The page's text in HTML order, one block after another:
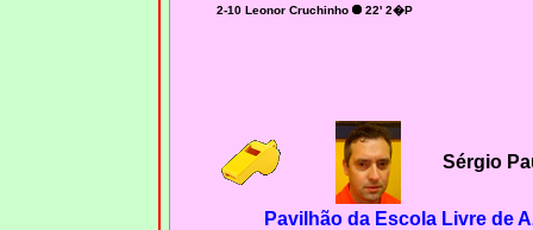
2-10 Leonor Cruchinho 22' 2�P
Sérgio
Pavilhão da Escola Livre de